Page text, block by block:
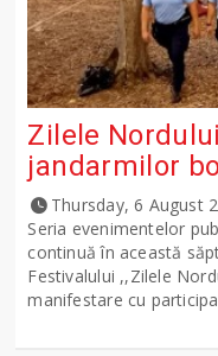
Zilele
jandarmilor
Thursday, 6 August
Seria evenimentelor
continuă în această
Festivalului ,,Zilele
manifestare cu